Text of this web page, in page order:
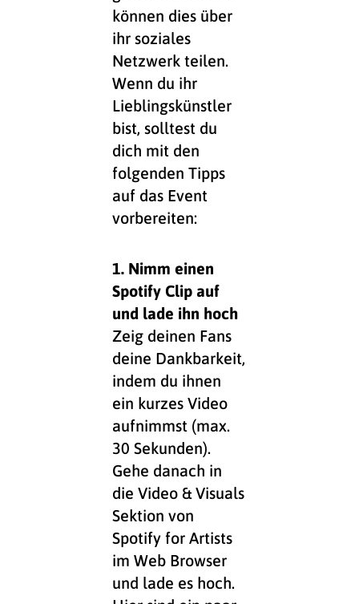
können dies über
ihr soziales
Netzwerk teilen.
Wenn du ihr
Lieblingskünstler
bist, solltest du
dich mit den
folgenden Tipps
auf das Event
vorbereiten:
1. Nimm einen
Spotify Clip auf
und lade ihn hoch
Zeig deinen Fans
deine Dankbarkeit,
indem du ihnen
ein kurzes Video
aufnimmst (max.
30 Sekunden).
Gehe danach in
die Video & Visuals
Sektion von
Spotify for Artists
im Web Browser
und lade es hoch.